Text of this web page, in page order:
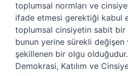
toplumsal normları ve
ifade etmesi gerektiği kabul
toplumsal cinsiyetin sabit bir
bunun yerine sürekli değişen
şekillenen bir olgu olduğudur.
Demokrasi, Katılım ve